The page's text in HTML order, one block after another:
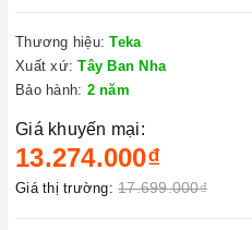
Thương hiệu: Teka
Xuất xứ: Tây Ban Nha
Bảo hành: 2 năm
Giá khuyến mại:
13.274.000₫
Giá thị trường: 17.699.000₫